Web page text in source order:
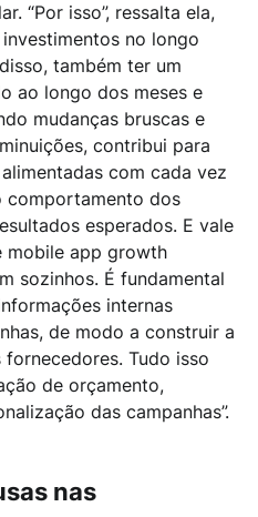
“Por isso”, ressalta ela,
no longo
também ter um
ao longo dos meses e
mudanças bruscas e
contribui para
com cada vez
comportamento dos
esperados. E vale
mobile app growth
sozinhos. É fundamental
internas
de modo a construir a
Tudo isso
de orçamento,
das campanhas”.
nas